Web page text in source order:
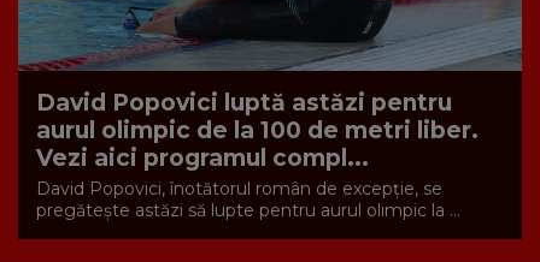
David Popovici luptă astăzi pentru
aurul olimpic de la 100 de metri liber.
Vezi aici programul compl...
David Popovici, înotătorul român de excepție, se
pregătește astăzi să lupte pentru aurul olimpic la ...